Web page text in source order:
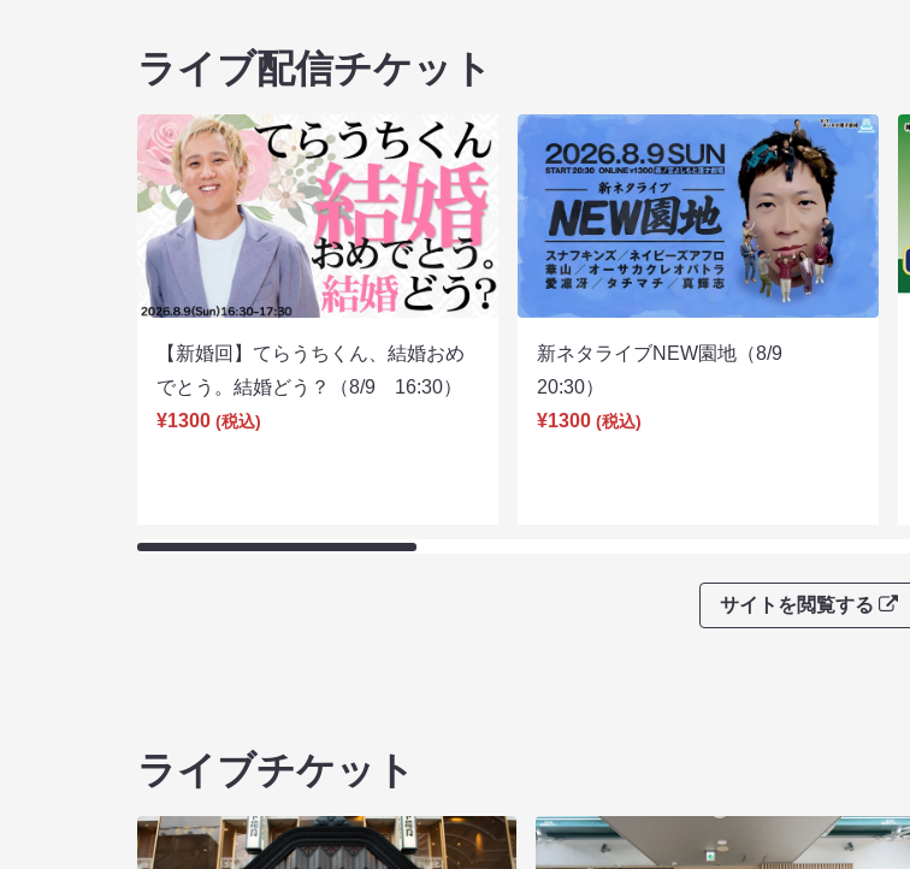
ライブ配信チケット
【新婚回】てらうちくん、結婚おめ
でとう。結婚どう？（8/9 16:30）
¥1300 (税込)
新ネタライブNEW園地（8/9
20:30）
¥1300 (税込)
サイトを閲覧する
ライブチケット